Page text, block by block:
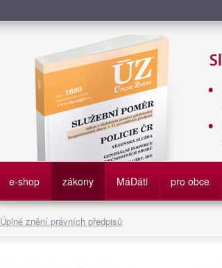
Služební poměr příslušníků
e-shop zákony MáDáti pro obce
Úplné znění právních předpisů